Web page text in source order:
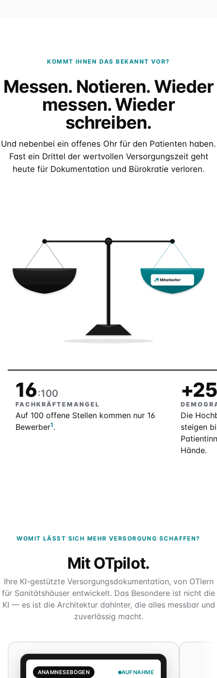
KOMMT IHNEN DAS BEKANNT VOR?
Messen. Notieren. Wieder
messen. Wieder
schreiben.
Und nebenbei ein offenes Ohr für den Patienten haben.
Fast ein Drittel der wertvollen Versorgungszeit geht
heute für Dokumentation und Bürokratie verloren.
Mitarbeiter
16:100
FACHKRÄFTEMANGEL
Auf 100 offene Stellen kommen nur 16
Bewerber1.
+25
Die
steigen
Hände.
WOMIT LÄSST SICH MEHR VERSORGUNG SCHAFFEN?
Mit OTpilot.
Ihre KI-gestützte Versorgungsdokumentation, von OTlern
für Sanitätshäuser entwickelt. Das Besondere ist nicht die
KI — es ist die Architektur dahinter, die alles messbar und
zuverlässig macht.
ANAMNESEBOGEN AUFNAHME